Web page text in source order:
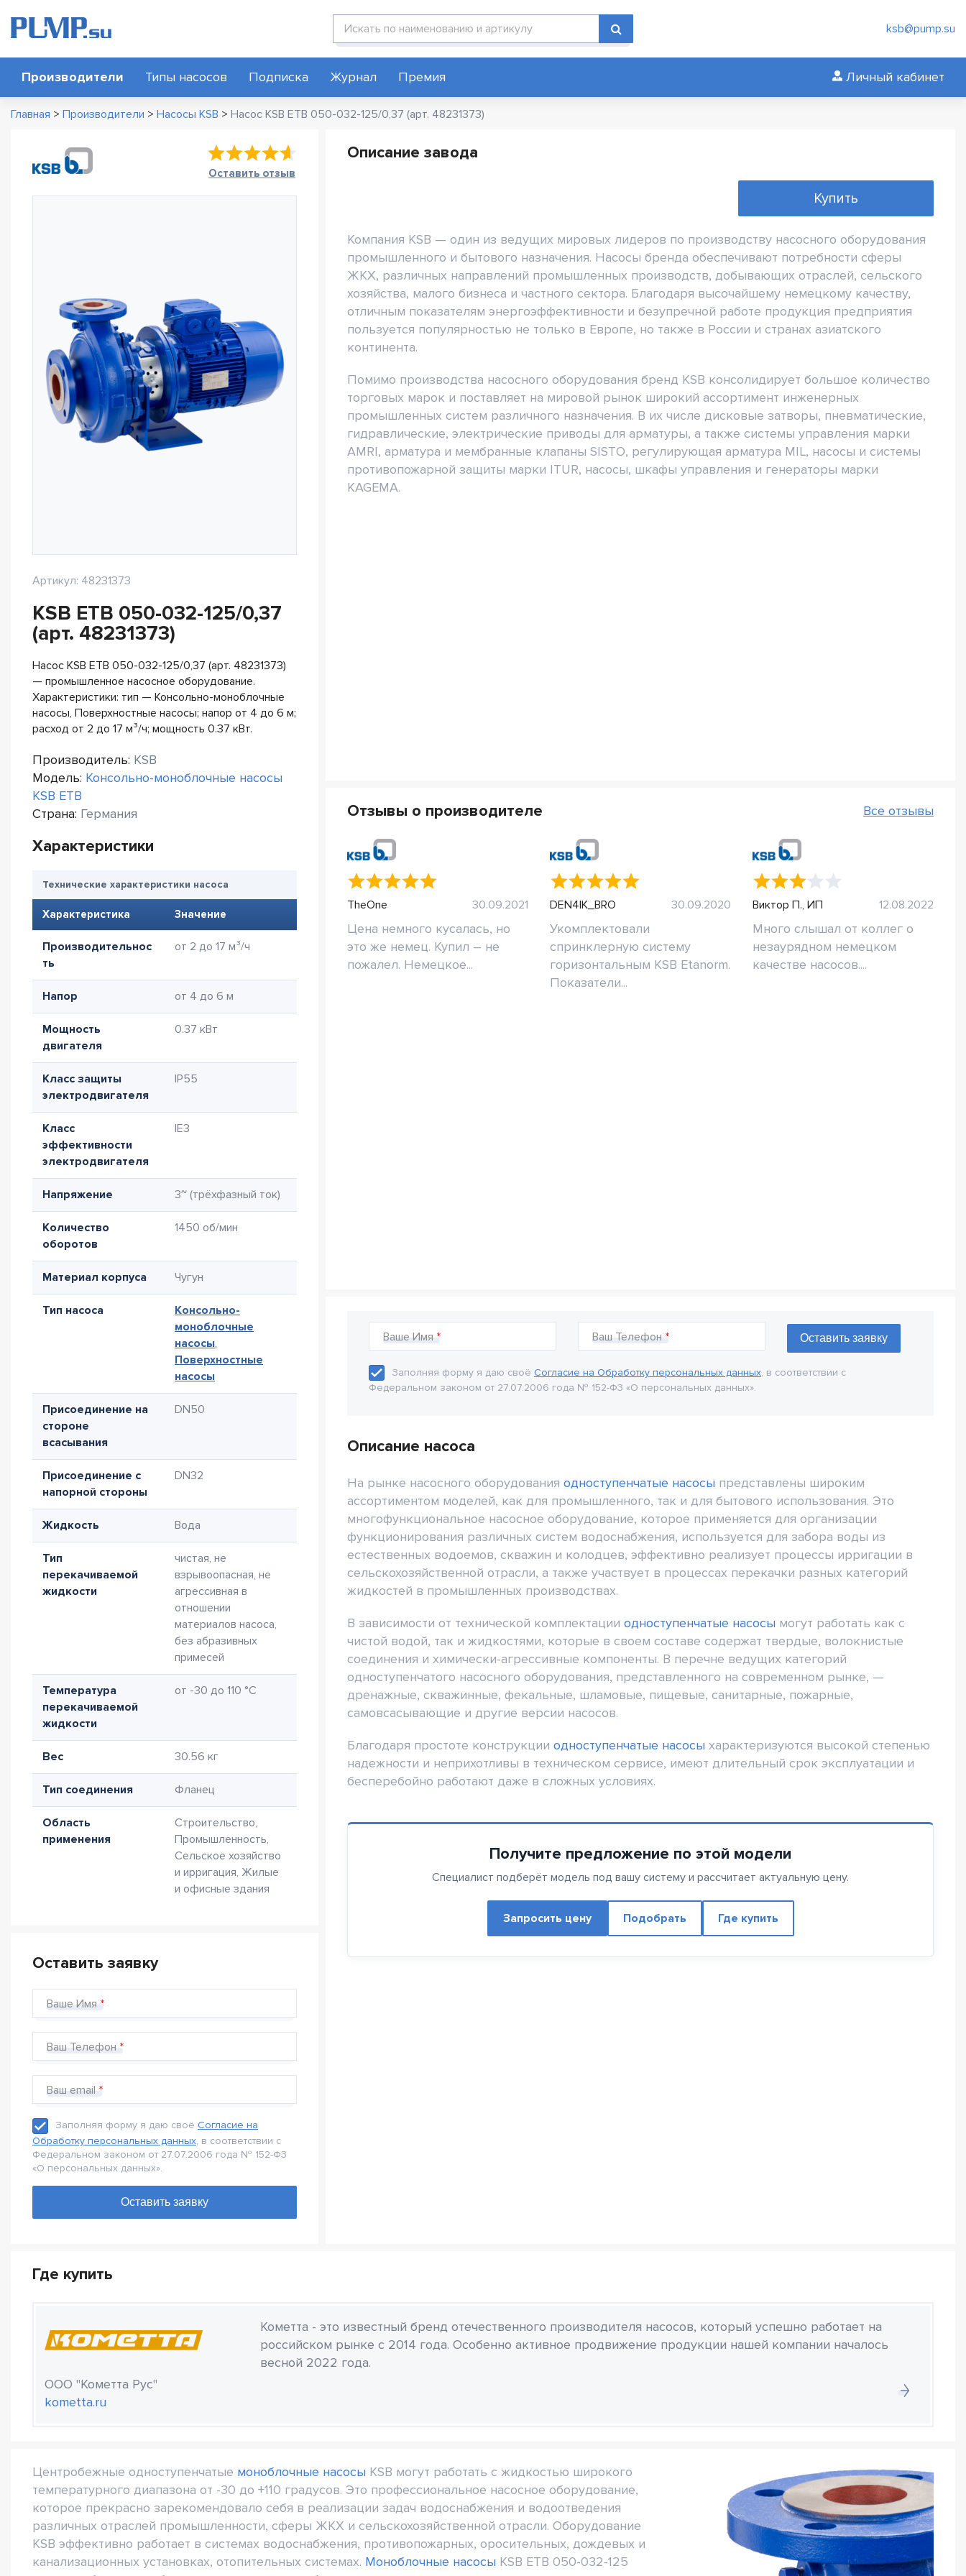
Поиск по каталогу ksb@pump.su
Производители Типы насосов Подписка Журнал Премия Личный кабинет
Главная > Производители > Насосы KSB > Насос KSB ETB 050-032-125/0,37 (арт. 48231373)
Оставить отзыв
Артикул: 48231373
KSB ETB 050-032-125/0,37
(арт. 48231373)
Насос KSB ETB 050-032-125/0,37 (арт. 48231373)
— промышленное насосное оборудование.
Характеристики: тип — Консольно-моноблочные
насосы, Поверхностные насосы; напор от 4 до 6 м;
расход от 2 до 17 м³/ч; мощность 0.37 кВт.
Производитель: KSB
Модель: Консольно-моноблочные насосы
KSB ETB
Страна: Германия
Характеристики
Технические характеристики насоса
Характеристика Значение
Производительнос
ть
от 2 до 17 м³/ч
Напор от 4 до 6 м
Мощность
двигателя
0.37 кВт
Класс защиты
электродвигателя
IP55
Класс
эффективности
электродвигателя
IE3
Напряжение 3~ (трёхфазный ток)
Количество
оборотов
1450 об/мин
Материал корпуса Чугун
Тип насоса
Консольно-
моноблочные
насосы,
Поверхностные
насосы
Присоединение на
стороне
всасывания
DN50
Присоединение с
напорной стороны
DN32
Жидкость Вода
Тип
перекачиваемой
жидкости
чистая, не
взрывоопасная, не
агрессивная в
отношении
материалов насоса,
без абразивных
примесей
Температура
перекачиваемой
жидкости
от -30 до 110 °C
Вес 30.56 кг
Тип соединения Фланец
Область
применения
Строительство,
Промышленность,
Сельское хозяйство
и ирригация, Жилые
и офисные здания
Оставить заявку
Ваше Имя
Ваш Телефон
Ваш email
Заполняя форму я даю своё Согласие на
Обработку персональных данных, в соответствии с
Федеральном законом от 27.07.2006 года № 152-Ф3
«О персональных данных».
Описание завода
Купить
Компания KSB — один из ведущих мировых лидеров по производству насосного оборудования
промышленного и бытового назначения. Насосы бренда обеспечивают потребности сферы
ЖКХ, различных направлений промышленных производств, добывающих отраслей, сельского
хозяйства, малого бизнеса и частного сектора. Благодаря высочайшему немецкому качеству,
отличным показателям энергоэффективности и безупречной работе продукция предприятия
пользуется популярностью не только в Европе, но также в России и странах азиатского
континента.
Помимо производства насосного оборудования бренд KSB консолидирует большое количество
торговых марок и поставляет на мировой рынок широкий ассортимент инженерных
промышленных систем различного назначения. В их числе дисковые затворы, пневматические,
гидравлические, электрические приводы для арматуры, а также системы управления марки
AMRI, арматура и мембранные клапаны SISTO, регулирующая арматура MIL, насосы и системы
противопожарной защиты марки ITUR, насосы, шкафы управления и генераторы марки
KAGEMA.
Отзывы о производителе Все отзывы
TheOne 30.09.2021
Цена немного кусалась, но
это же немец. Купил – не
пожалел. Немецкое...
DEN4IK_BRO 30.09.2020
Укомплектовали
спринклерную систему
горизонтальным KSB Etanorm.
Показатели...
Виктор П., ИП 12.08.2022
Много слышал от коллег о
незаурядном немецком
качестве насосов....
Ваше Имя Ваш Телефон
Заполняя форму я даю своё Согласие на Обработку персональных данных, в соответствии с
Федеральном законом от 27.07.2006 года № 152-Ф3 «О персональных данных».
Описание насоса
На рынке насосного оборудования одноступенчатые насосы представлены широким
ассортиментом моделей, как для промышленного, так и для бытового использования. Это
многофункциональное насосное оборудование, которое применяется для организации
функционирования различных систем водоснабжения, используется для забора воды из
естественных водоемов, скважин и колодцев, эффективно реализует процессы ирригации в
сельскохозяйственной отрасли, а также участвует в процессах перекачки разных категорий
жидкостей в промышленных производствах.
В зависимости от технической комплектации одноступенчатые насосы могут работать как с
чистой водой, так и жидкостями, которые в своем составе содержат твердые, волокнистые
соединения и химически-агрессивные компоненты. В перечне ведущих категорий
одноступенчатого насосного оборудования, представленного на современном рынке, —
дренажные, скважинные, фекальные, шламовые, пищевые, санитарные, пожарные,
самовсасывающие и другие версии насосов.
Благодаря простоте конструкции одноступенчатые насосы характеризуются высокой степенью
надежности и неприхотливы в техническом сервисе, имеют длительный срок эксплуатации и
бесперебойно работают даже в сложных условиях.
Получите предложение по этой модели
Специалист подберёт модель под вашу систему и рассчитает актуальную цену.
Запросить цену Подобрать Где купить
Где купить
ООО "Кометта Рус"
kometta.ru
Кометта - это известный бренд отечественного производителя насосов, который успешно работает на
российском рынке с 2014 года. Особенно активное продвижение продукции нашей компании началось
весной 2022 года.
Центробежные одноступенчатые моноблочные насосы KSB могут работать с жидкостью широкого
температурного диапазона от -30 до +110 градусов. Это профессиональное насосное оборудование,
которое прекрасно зарекомендовало себя в реализации задач водоснабжения и водоотведения
различных отраслей промышленности, сферы ЖКХ и сельскохозяйственной отрасли. Оборудование
KSB эффективно работает в системах водоснабжения, противопожарных, оросительных, дождевых и
канализационных установках, отопительных системах. Моноблочные насосы KSB ETB 050-032-125